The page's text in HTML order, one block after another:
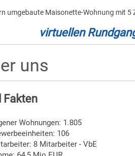
umgebaute Maisonette-Wohnung mit
virtuellen
uns
Fakten
Wohnungen: 1.805
106
8 Mitarbeiter - VbE